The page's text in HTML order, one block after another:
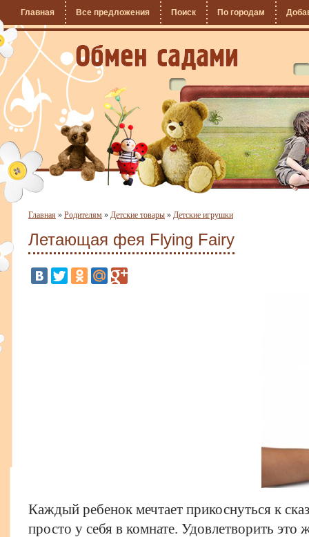
Главная Все предложения Поиск По городам
Главная » Родителям » Детские товары » Детские игрушки
Летающая фея Flying Fairy
Каждый ребенок мечтает прикоснуться к
просто у себя в комнате. Удовлетворить это